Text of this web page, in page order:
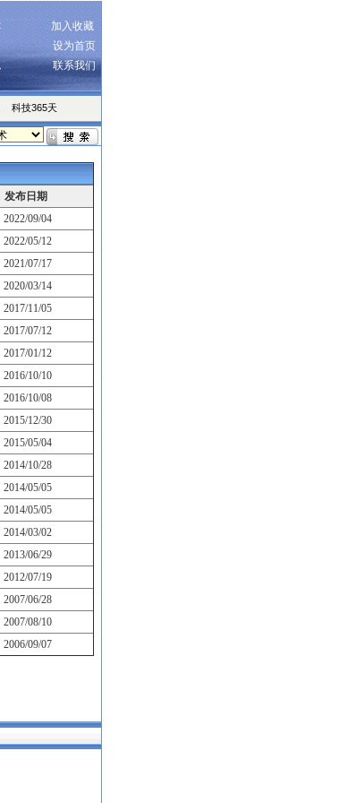
加入收藏
设为首页
联系我们
科技365天
发布日期
2022/09/04
2022/05/12
2021/07/17
2020/03/14
2017/11/05
2017/07/12
2017/01/12
2016/10/10
2016/10/08
2015/12/30
2015/05/04
2014/10/28
2014/05/05
2014/05/05
2014/03/02
2013/06/29
2012/07/19
2007/06/28
2007/08/10
2006/09/07